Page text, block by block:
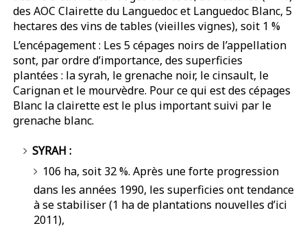
des AOC Clairette du Languedoc et Languedoc Blanc, 5
hectares des vins de tables (vieilles vignes), soit 1 %
L’encépagement : Les 5 cépages noirs de l’appellation
sont, par ordre d’importance, des superficies
plantées : la syrah, le grenache noir, le cinsault, le
Carignan et le mourvèdre. Pour ce qui est des cépages
Blanc la clairette est le plus important suivi par le
grenache blanc.
SYRAH :
106 ha, soit 32 %. Après une forte progression
dans les années 1990, les superficies ont tendance
à se stabiliser (1 ha de plantations nouvelles d’ici
2011),